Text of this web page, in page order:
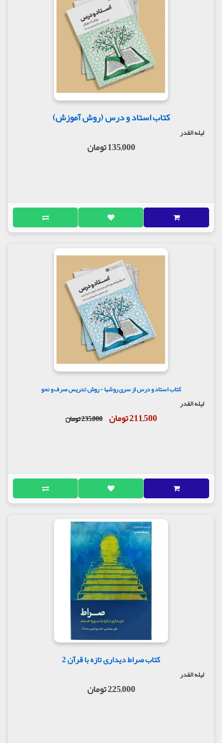
کتاب استاد و درس (روش آموزش)
لیله القدر
135,000 تومان
کتاب استاد و درس از سری روشها - روش تدریس صرف و نحو
لیله القدر
211,500 تومان 235,000 تومان
کتاب صراط دیداری تازه با قرآن 2
لیله القدر
225,000 تومان